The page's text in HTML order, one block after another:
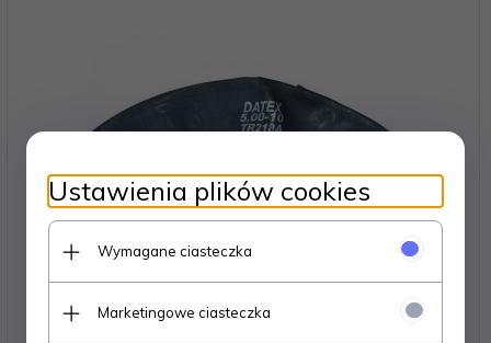
Ustawienia plików cookies
Wymagane ciasteczka
Marketingowe ciasteczka